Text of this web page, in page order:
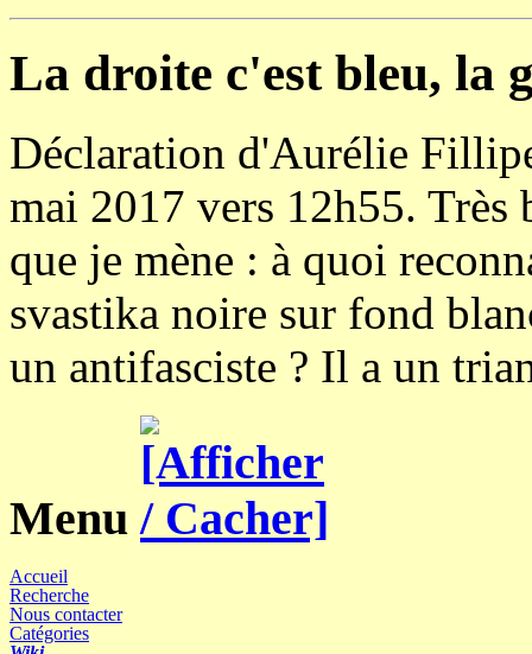
La droite c'est bleu, la
Déclaration d'Aurélie
mai 2017 vers 12h55.
que je mène : à quoi
svastika noire sur fond
un antifasciste ? Il a un
Menu
Accueil
Recherche
Nous contacter
Catégories